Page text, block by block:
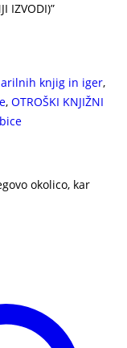
IZVODI)”
knjig in iger,
, OTROŠKI KNJIŽNI
okolico, kar